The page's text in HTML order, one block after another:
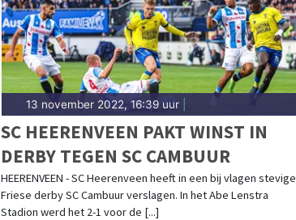
13 november 2022, 16:39 uur|
SC HEERENVEEN PAKT WINST IN
DERBY TEGEN SC CAMBUUR
HEERENVEEN - SC Heerenveen heeft in een bij vlagen stevige
Friese derby SC Cambuur verslagen. In het Abe Lenstra
Stadion werd het 2-1 voor de [...]